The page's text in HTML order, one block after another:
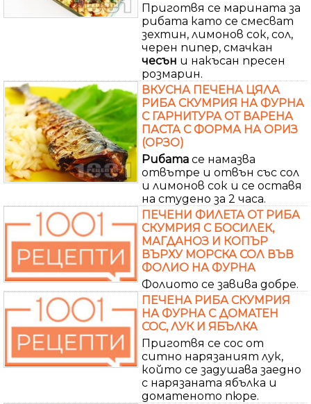
Приготвя се марината за
рибата като се смесват
зехтин, лимонов сок, сол,
черен пипер, смачкан
чесън и накъсан пресен
розмарин.
ВКУСНА ПЕЧЕНА ЦЯЛА
РИБА СКУМРИЯ НА ФУРНА
С ГАРНИТУРА ОТ ВАРЕНА
ПАСТА С ФОРМА НА ОРИЗ
(ОРЗО)
Рибата се намазва
отвътре и отвън със сол
и лимонов сок и се оставя
на студено за 2 часа.
ПЕЧЕНИ ФИЛЕТА ОТ РИБА
СКУМРИЯ С БОСИЛЕК,
МАГДАНОЗ И КОПЪР
ВЪРХУ МОРСКА СОЛ ВЪВ
ФОЛИО НА ФУРНА
Фолиото се завива добре.
ПЕЧЕНА РИБА СКУМРИЯ
НА ФУРНА С ДОМАТЕН
СОС, ЛУК И ЯБЪЛКА
Приготвя се сос от
ситно нарязаният лук,
който се задушава заедно
с нарязаната ябълка и
доматеното пюре.